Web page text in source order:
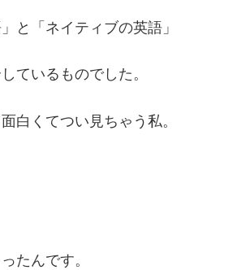
と「ネイティブの英語」
ているものでした。
白くてつい見ちゃう私。
たんです。